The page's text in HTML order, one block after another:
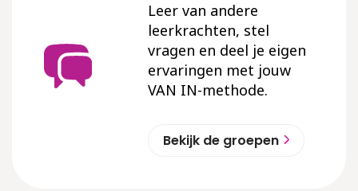
Leer van andere
leerkrachten, stel
vragen en deel je eigen
ervaringen met jouw
VAN IN-methode.
Bekijk de groepen